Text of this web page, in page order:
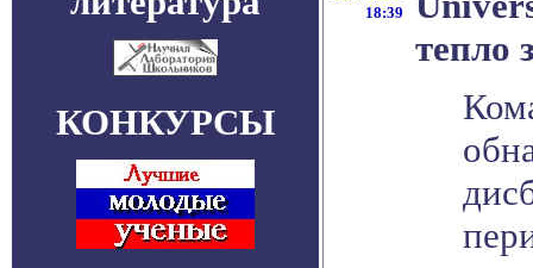
КОНКУРСЫ
18:39
тепло